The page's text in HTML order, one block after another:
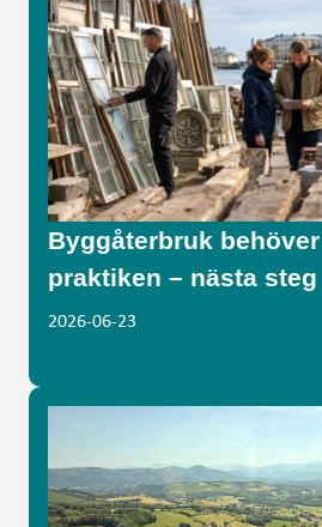
Byggåterbruk
praktiken – nästa
2026-06-23